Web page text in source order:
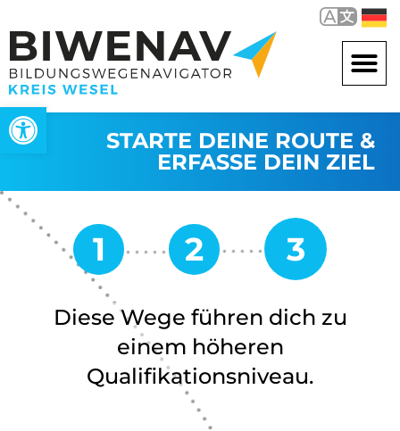
Werkzeugleiste öffnen
STARTE DEINE ROUTE &
ERFASSE DEIN ZIEL
Diese Wege führen dich zu
einem höheren
Qualifikationsniveau.